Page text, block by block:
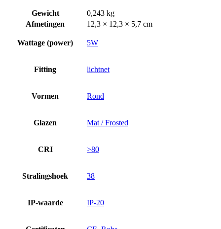
Gewicht
0,243 kg
Afmetingen
12,3 × 12,3 × 5,7 cm
Wattage (power) 5W
Fitting lichtnet
Vormen Rond
Glazen Mat / Frosted
CRI >80
Stralingshoek 38
IP-waarde IP-20